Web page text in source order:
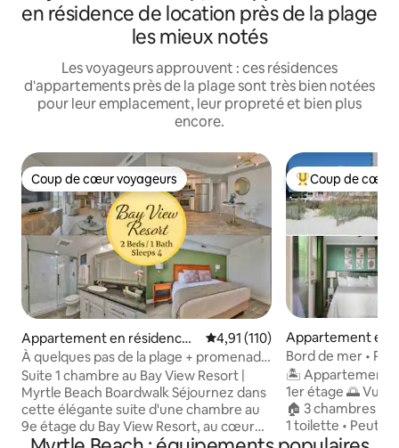
en résidence de location près de la plage
les mieux notés
Les voyageurs approuvent : ces résidences
d'appartements près de la plage sont très bien notées
pour leur emplacement, leur propreté et bien plus
encore.
Coup de cœur voyageurs
Coup de cœur voyageurs
Appartement en résidence ⋅
Myrtle Beach
Évaluation moyenne sur la
4,91 (110)
À quelques pas de la plage + promenade
sur l'eau | Bay View Resort
Suite 1 chambre au Bay View Resort |
Myrtle Beach Boardwalk Séjournez dans
cette élégante suite d'une chambre au
9e étage du Bay View Resort, au cœur
de Myrtle Beach. Balcon privé avec vue
Coups de cœur
Coup de cœur
Appartement en
⋅ North Myrtle
Bord de mer •
accueillir 8
🏝️ Appartement
1er étage 🌅 Vue
🏠 3 chambres •
1 toilette • Peut
5 lits (1 lit 180, 2